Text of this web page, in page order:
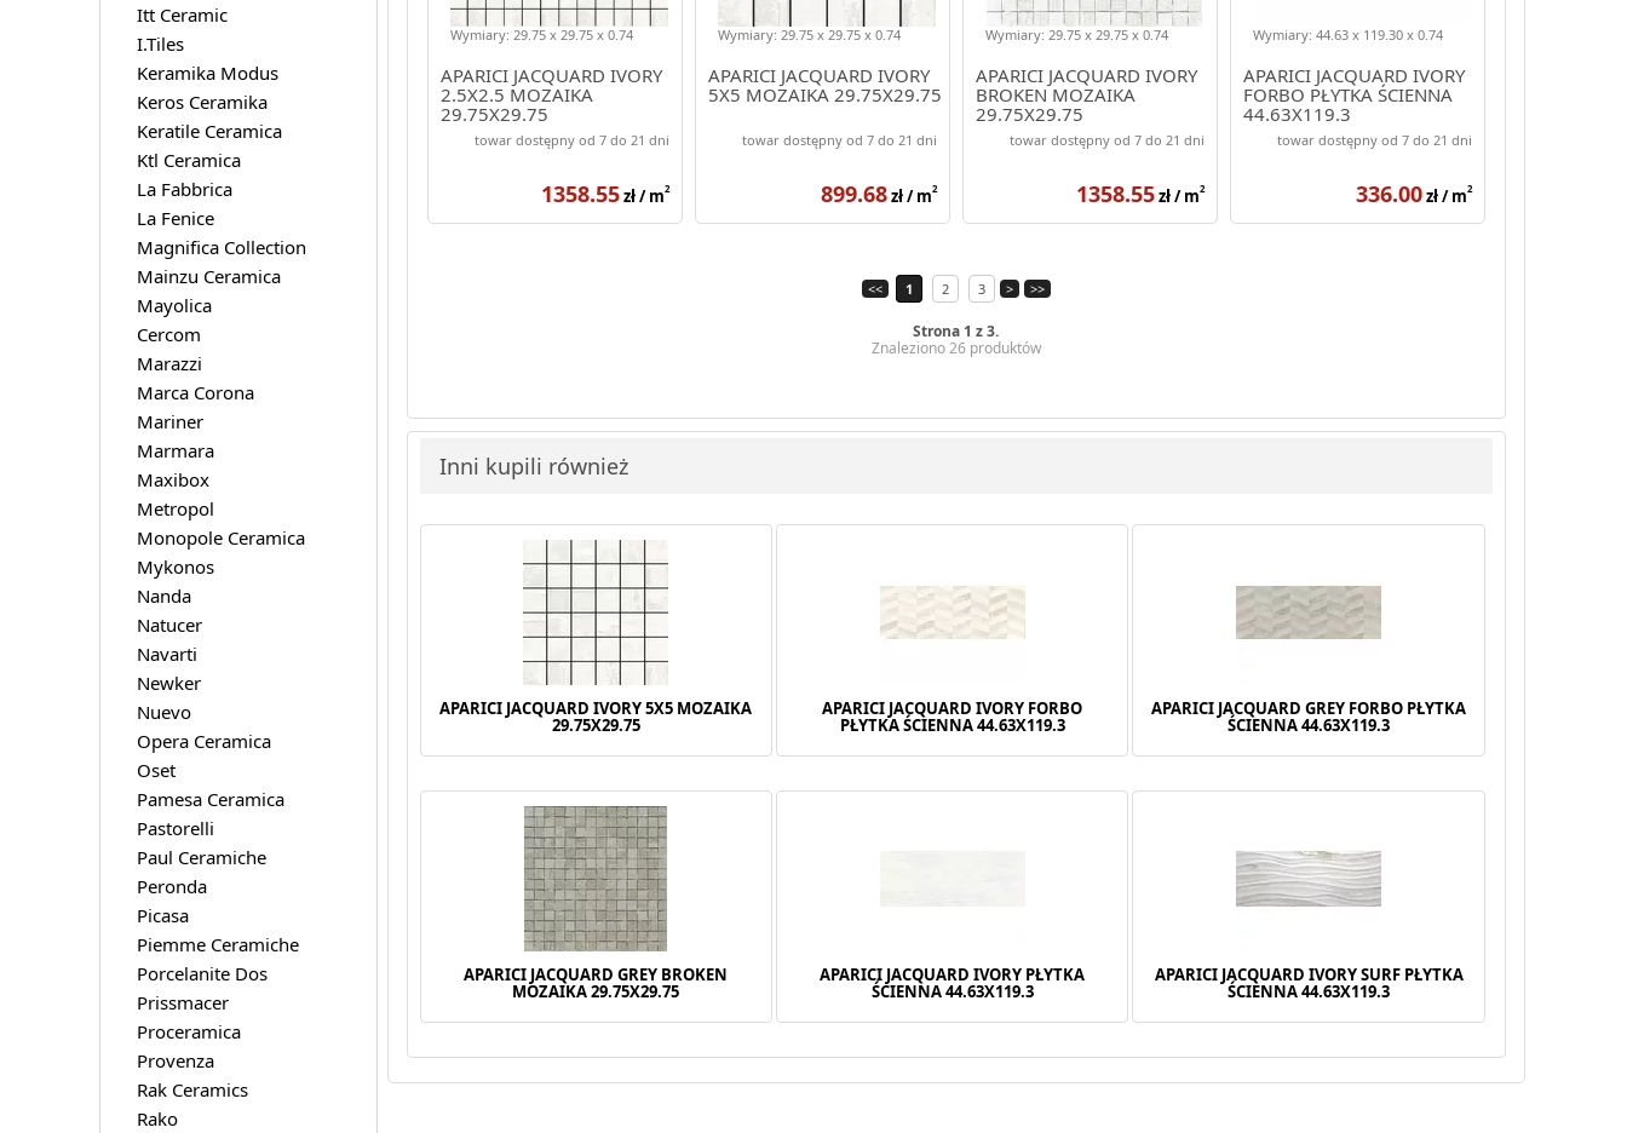
APARICI JACQUARD IVORY
2.5X2.5 MOZAIKA
29.75X29.75
Wymiary: 29.75 x 29.75 x 0.74
towar dostępny od 7 do 21 dni
1358.55zł / m2
APARICI JACQUARD IVORY
5X5 MOZAIKA 29.75X29.75
Wymiary: 29.75 x 29.75 x 0.74
towar dostępny od 7 do 21 dni
899.68zł / m2
APARICI JACQUARD IVORY
BROKEN MOZAIKA
29.75X29.75
Wymiary: 29.75 x 29.75 x 0.74
towar dostępny od 7 do 21 dni
1358.55zł / m2
APARICI JACQUARD IVORY
FORBO PŁYTKA ŚCIENNA
44.63X119.3
Wymiary: 44.63 x 119.30 x 0.74
towar dostępny od 7 do 21 dni
336.00zł / m2
<< 1 2 3 > >>
Strona 1 z 3.
Znaleziono 26 produktów
Inni kupili również
APARICI JACQUARD IVORY 5X5 MOZAIKA
29.75X29.75
APARICI JACQUARD IVORY FORBO
PŁYTKA ŚCIENNA 44.63X119.3
APARICI JACQUARD GREY FORBO PŁYTKA
ŚCIENNA 44.63X119.3
APARICI JACQUARD GREY BROKEN
MOZAIKA 29.75X29.75
APARICI JACQUARD IVORY PŁYTKA
ŚCIENNA 44.63X119.3
APARICI JACQUARD IVORY SURF PŁYTKA
ŚCIENNA 44.63X119.3
Itt Ceramic
I.Tiles
Keramika Modus
Keros Ceramika
Keratile Ceramica
Ktl Ceramica
La Fabbrica
La Fenice
Magnifica Collection
Mainzu Ceramica
Mayolica
Cercom
Marazzi
Marca Corona
Mariner
Marmara
Maxibox
Metropol
Monopole Ceramica
Mykonos
Nanda
Natucer
Navarti
Newker
Nuevo
Opera Ceramica
Oset
Pamesa Ceramica
Pastorelli
Paul Ceramiche
Peronda
Picasa
Piemme Ceramiche
Porcelanite Dos
Prissmacer
Proceramica
Provenza
Rak Ceramics
Rako